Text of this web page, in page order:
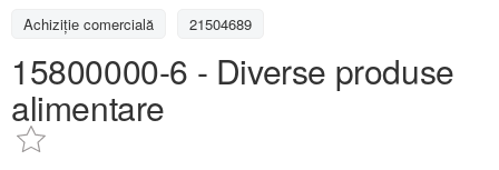
Achizițiе comercială 21504689
15800000-6 - Diverse produse
alimentare